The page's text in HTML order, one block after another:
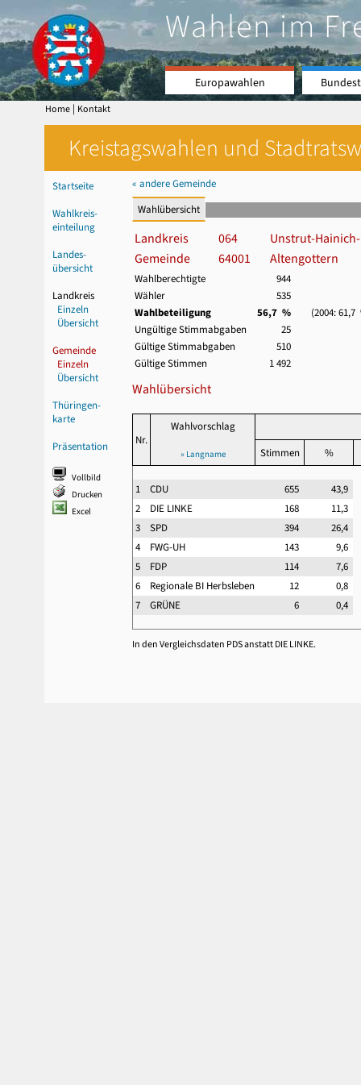
Wahlen im
Europawahlen
Home | Kontakt
Kreistagswahlen und
Startseite
Wahlkreis-
einteilung
Landes-
übersicht
Landkreis
Einzeln
Übersicht
Gemeinde
Einzeln
Übersicht
Thüringen-
karte
Präsentation
Vollbild
Drucken
Excel
« andere Gemeinde
Wahlübersicht
Landkreis 064
Unstrut-
Gemeinde
64001 Altengottern
Wahlberechtigte
944
Wähler
535
Wahlbeteiligung
56,7 %
(2004: 61,7
Ungültige Stimmabgaben
25
Gültige Stimmabgaben
510
Gültige Stimmen
1 492
Wahlübersicht
Nr.
Wahlvorschlag
» Langname Stimmen %
1 CDU 655
43,9
2 DIE LINKE 168
11,3
3 SPD 394
26,4
4 FWG-UH 143
9,6
5 FDP 114
7,6
6 Regionale BI Herbsleben 12
0,8
7 GRÜNE 6 0,4
In den Vergleichsdaten PDS anstatt DIE LINKE.